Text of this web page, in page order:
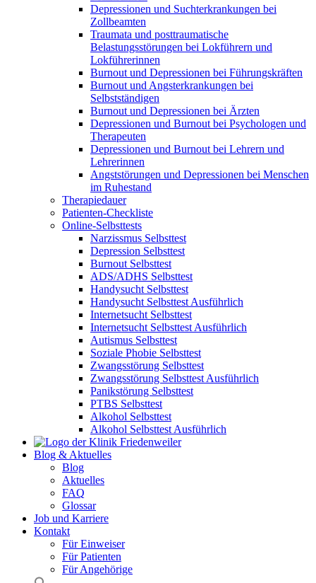
Depressionen und Suchterkrankungen bei
Zollbeamten
Traumata und posttraumatische
Belastungsstörungen bei Lokführern und
Lokführerinnen
Burnout und Depressionen bei Führungskräften
Burnout und Angsterkrankungen bei
Selbstständigen
Burnout und Depressionen bei Ärzten
Depressionen und Burnout bei Psychologen und
Therapeuten
Depressionen und Burnout bei Lehrern und
Lehrerinnen
Angststörungen und Depressionen bei Menschen
im Ruhestand
Therapiedauer
Patienten-Checkliste
Online-Selbsttests
Narzissmus Selbsttest
Depression Selbsttest
Burnout Selbsttest
ADS/ADHS Selbsttest
Handysucht Selbsttest
Handysucht Selbsttest Ausführlich
Internetsucht Selbsttest
Internetsucht Selbsttest Ausführlich
Autismus Selbsttest
Soziale Phobie Selbsttest
Zwangsstörung Selbsttest
Zwangsstörung Selbsttest Ausführlich
Panikstörung Selbsttest
PTBS Selbsttest
Alkohol Selbsttest
Alkohol Selbsttest Ausführlich
Blog & Aktuelles
Blog
Aktuelles
FAQ
Glossar
Job und Karriere
Kontakt
Für Einweiser
Für Patienten
Für Angehörige